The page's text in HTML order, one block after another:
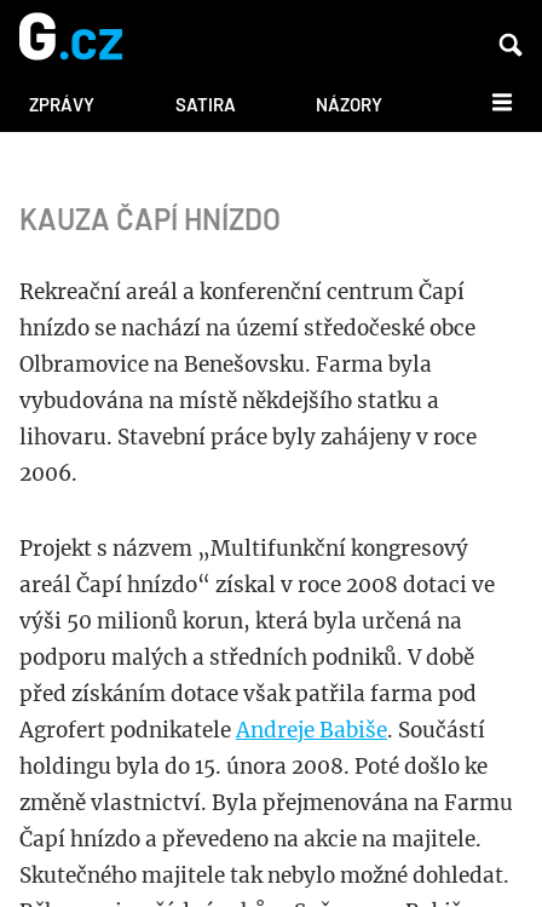
ZPRÁVY SATIRA NÁZORY DALŠÍ
KAUZA ČAPÍ HNÍZDO
Rekreační areál a konferenční centrum Čapí
hnízdo se nachází na území středočeské obce
Olbramovice na Benešovsku. Farma byla
vybudována na místě někdejšího statku a
lihovaru. Stavební práce byly zahájeny v roce
2006.
Projekt s názvem „Multifunkční kongresový
areál Čapí hnízdo“ získal v roce 2008 dotaci ve
výši 50 milionů korun, která byla určená na
podporu malých a středních podniků. V době
před získáním dotace však patřila farma pod
Agrofert podnikateleAndreje Babiše. Součástí
holdingu byla do 15. února 2008. Poté došlo ke
změně vlastnictví. Byla přejmenována na Farmu
Čapí hnízdo a převedeno na akcie na majitele.
Skutečného majitele tak nebylo možné dohledat.